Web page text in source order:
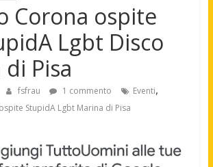
Corona ospite
Lgbt Disco
Pisa
fsfrau 1 commento Eventi,
ospite StupidA Lgbt Marina di Pisa